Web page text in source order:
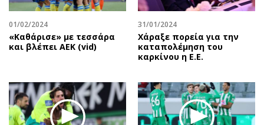
01/02/2024
«Καθάρισε» με τεσσάρα
και βλέπει ΑΕΚ (vid)
31/01/2024
Χάραξε πορεία για την
καταπολέμηση του
καρκίνου η Ε.Ε.